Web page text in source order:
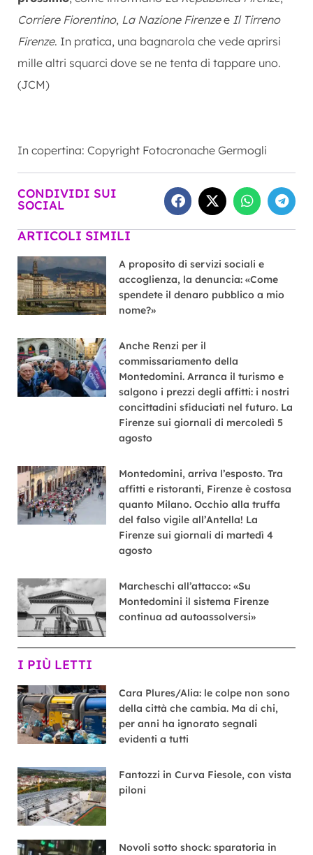
Corriere Fiorentino, La Nazione Firenzee Il Tirreno
Firenze. In pratica, una bagnarola che vede aprirsi
mille altri squarci dove se ne tenta di tappare uno.
(JCM)
In copertina: Copyright Fotocronache Germogli
CONDIVIDI SUI
SOCIAL
ARTICOLI SIMILI
A proposito di servizi sociali e
accoglienza, la denuncia: «Come
spendete il denaro pubblico a mio
nome?»
Anche Renzi per il
commissariamento della
Montedomini. Arranca il turismo e
salgono i prezzi degli affitti: i nostri
concittadini sfiduciati nel futuro. La
Firenze sui giornali di mercoledì 5
agosto
Montedomini, arriva l’esposto. Tra
affitti e ristoranti, Firenze è costosa
quanto Milano. Occhio alla truffa
del falso vigile all’Antella! La
Firenze sui giornali di martedì 4
agosto
Marcheschi all’attacco: «Su
Montedomini il sistema Firenze
continua ad autoassolversi»
I PIÙ LETTI
Cara Plures/Alia: le colpe non sono
della città che cambia. Ma di chi,
per anni ha ignorato segnali
evidenti a tutti
Fantozzi in Curva Fiesole, con vista
piloni
Novoli sotto shock: sparatoria in